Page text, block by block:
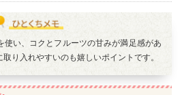
使い、コクとフルーツの甘みが満足感があ
り入れやすいのも嬉しいポイントです。